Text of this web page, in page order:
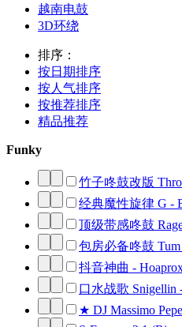
越南电鼓
3D环绕
排序：
按日期排序
按人气排序
按推荐排序
精品推荐
Funky
竹子咚鼓改版
经典魔性旋律 G -
顶级带感咚鼓
包房必备咚鼓
抖音神曲 -
口水战歌 Snigellin
★ DJ Massimo